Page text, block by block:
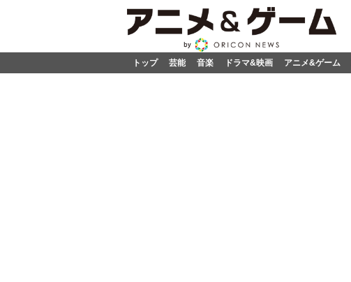
トップ 芸能 音楽 ドラマ&映画 アニメ&ゲーム